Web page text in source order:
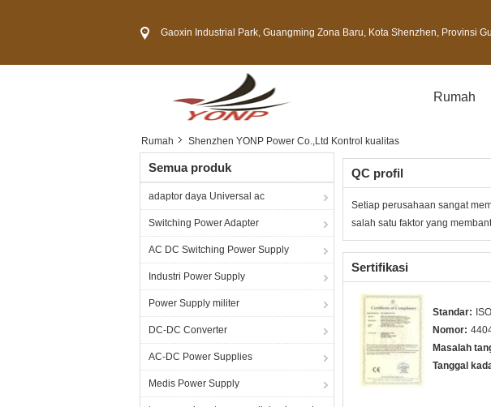
Gaoxin Industrial Park, Guangming Zona Baru, Kota Shenzhen, Provinsi Guangdong,
Rumah
Rumah Shenzhen YONP Power Co.,Ltd Kontrol kualitas
Semua produk
adaptor daya Universal ac
Switching Power Adapter
AC DC Switching Power Supply
Industri Power Supply
Power Supply militer
DC-DC Converter
AC-DC Power Supplies
Medis Power Supply
QC profil
Setiap perusahaan sangat
salah satu faktor yang
Sertifikasi
Standar: ISO
Nomor:
Masalah
Tanggal